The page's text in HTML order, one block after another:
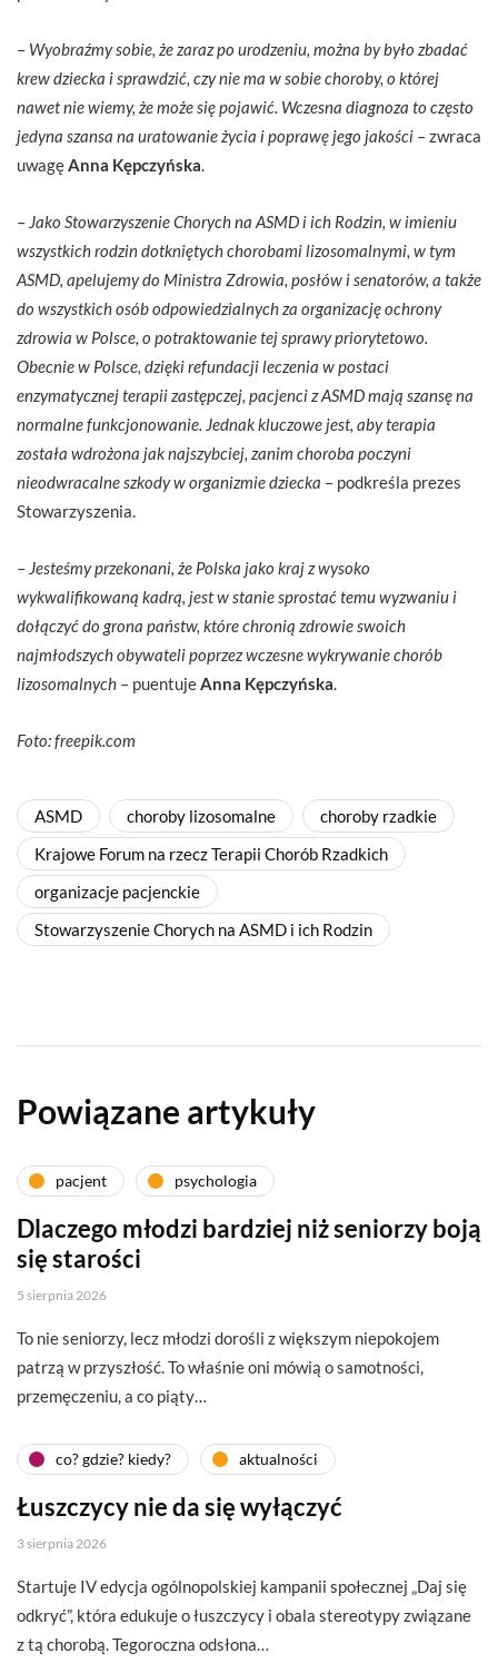
– Wyobraźmy sobie, że zaraz po urodzeniu, można by było zbadać
krew dziecka i sprawdzić, czy nie ma w sobie choroby, o której
nawet nie wiemy, że może się pojawić. Wczesna diagnoza to często
jedyna szansa na uratowanie życia i poprawę jego jakości – zwraca
uwagę Anna Kępczyńska
– Jako Stowarzyszenie Chorych na ASMD i ich Rodzin, w imieniu
wszystkich rodzin dotkniętych chorobami lizosomalnymi, w tym
ASMD, apelujemy do Ministra Zdrowia, posłów i senatorów, a także
do wszystkich osób odpowiedzialnych za organizację ochrony
zdrowia w Polsce, o potraktowanie tej sprawy priorytetowo.
Obecnie w Polsce, dzięki refundacji leczenia w postaci
enzymatycznej terapii zastępczej, pacjenci z ASMD mają szansę na
normalne funkcjonowanie. Jednak kluczowe jest, aby terapia
została wdrożona jak najszybciej, zanim choroba poczyni
nieodwracalne szkody w organizmie dziecka – podkreśla prezes
Stowarzyszenia.
– Jesteśmy przekonani, że Polska jako kraj z wysoko
wykwalifikowaną kadrą, jest w stanie sprostać temu wyzwaniu i
dołączyć do grona państw, które chronią zdrowie swoich
najmłodszych obywateli poprzez wczesne wykrywanie chorób
lizosomalnych – puentuje Anna Kępczyńska
Foto: freepik.com
ASMD choroby lizosomalne
choroby rzadkie
Krajowe Forum na rzecz Terapii Chorób Rzadkich
organizacje pacjenckie
Stowarzyszenie Chorych na ASMD i ich Rodzin
Powiązane artykuły
pacjent psychologia
Dlaczego młodzi bardziej niż seniorzy boją
się starości
5 sierpnia 2026
To nie seniorzy, lecz młodzi dorośli z większym niepokojem
patrzą w przyszłość. To właśnie oni mówią o samotności,
przemęczeniu, a co piąty…
co? gdzie? kiedy? aktualności
Łuszczycy nie da się wyłączyć
3 sierpnia 2026
Startuje IV edycja ogólnopolskiej kampanii społecznej „Daj się
odkryć”, która edukuje o łuszczycy i obala stereotypy związane
z tą chorobą. Tegoroczna odsłona…